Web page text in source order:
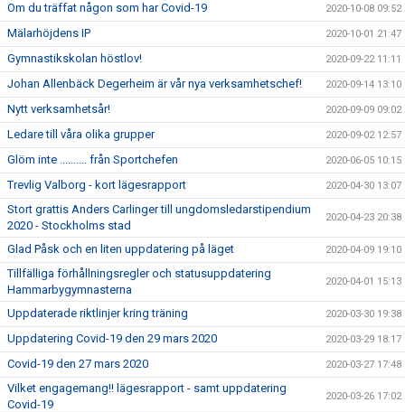
Om du träffat någon som har Covid-19 2020-10-08 09:52
Mälarhöjdens IP 2020-10-01 21:47
Gymnastikskolan höstlov! 2020-09-22 11:11
Johan Allenbäck Degerheim är vår nya verksamhetschef! 2020-09-14 13:10
Nytt verksamhetsår! 2020-09-09 09:02
Ledare till våra olika grupper 2020-09-02 12:57
Glöm inte .......... från Sportchefen 2020-06-05 10:15
Trevlig Valborg - kort lägesrapport 2020-04-30 13:07
Stort grattis Anders Carlinger till ungdomsledarstipendium
2020 - Stockholms stad
2020-04-23 20:38
Glad Påsk och en liten uppdatering på läget 2020-04-09 19:10
Tillfälliga förhållningsregler och statusuppdatering
Hammarbygymnasterna
2020-04-01 15:13
Uppdaterade riktlinjer kring träning 2020-03-30 19:38
Uppdatering Covid-19 den 29 mars 2020 2020-03-29 18:17
Covid-19 den 27 mars 2020 2020-03-27 17:48
Vilket engagemang!! lägesrapport - samt uppdatering
Covid-19
2020-03-26 17:02